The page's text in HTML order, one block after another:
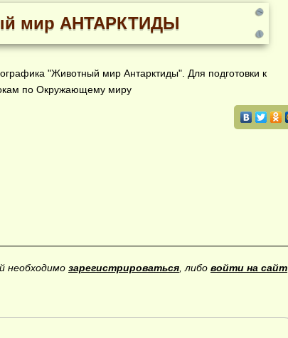
мир АНТАРКТИДЫ
"Животный мир Антарктиды". Для подготовки к
по Окружающему миру
необходимо зарегистрироваться , либо войти на сайт